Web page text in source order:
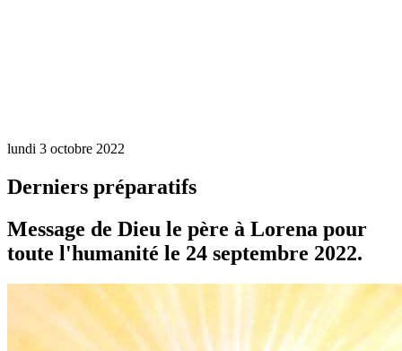
lundi 3 octobre 2022
Derniers préparatifs
Message de Dieu le père à Lorena pour
toute l'humanité le 24 septembre 2022.